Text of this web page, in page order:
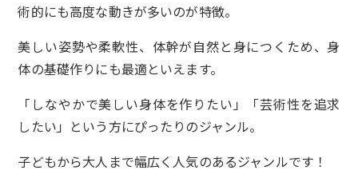
術的にも高度な動きが多いのが特徴。
美しい姿勢や柔軟性、体幹が自然と身につくため、身
体の基礎作りにも最適といえます。
「しなやかで美しい身体を作りたい」「芸術性を追求
したい」という方にぴったりのジャンル。
子どもから大人まで幅広く人気のあるジャンルです！